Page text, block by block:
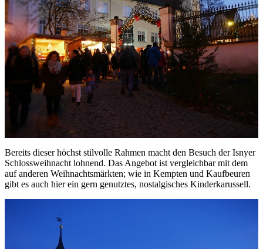
Bereits dieser höchst stilvolle Rahmen macht den Besuch der Isnyer
Schlossweihnacht lohnend. Das Angebot ist vergleichbar mit dem
auf anderen Weihnachtsmärkten; wie in Kempten und Kaufbeuren
gibt es auch hier ein gern genutztes, nostalgisches Kinderkarussell.